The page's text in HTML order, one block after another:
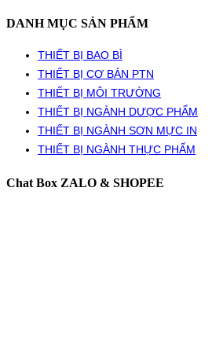
DANH MỤC SẢN PHẨM
THIẾT BỊ BAO BÌ
THIẾT BỊ CƠ BẢN PTN
THIẾT BỊ MÔI TRƯỜNG
THIẾT BỊ NGÀNH DƯỢC PHẨM
THIẾT BỊ NGÀNH SƠN MỰC IN
THIẾT BỊ NGÀNH THỰC PHẨM
Chat Box ZALO & SHOPEE